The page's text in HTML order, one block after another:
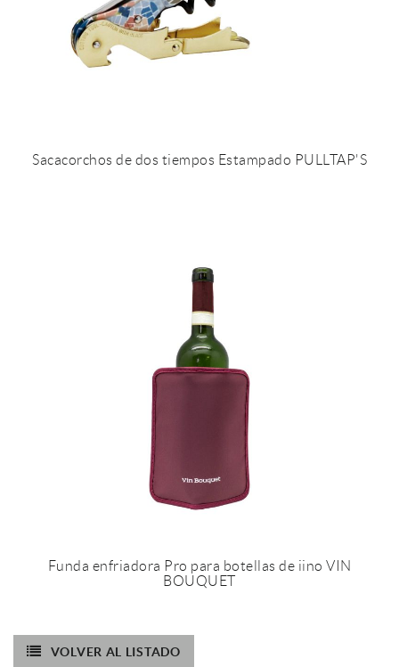
Sacacorchos de dos tiempos Estampado PULLTAP'S
Funda enfriadora Pro para botellas de iino VIN
BOUQUET
VOLVER AL LISTADO